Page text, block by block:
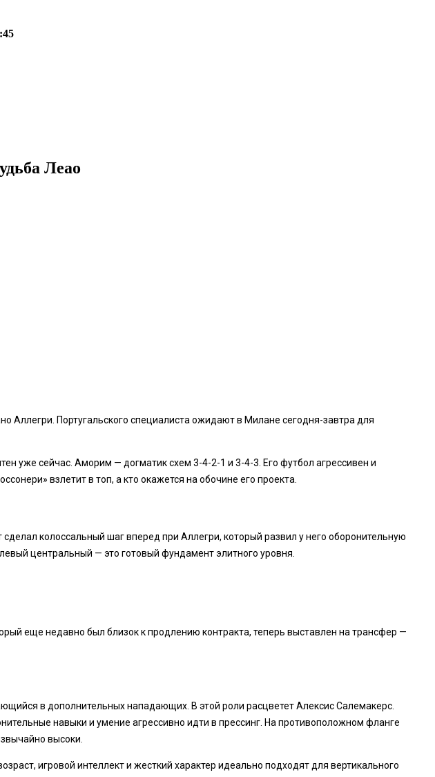
Леао
Португальского специалиста ожидают в Милане сегодня-завтра для
уже сейчас. Аморим — догматик схем 3-4-2-1 и 3-4-3. Его футбол агрессивен и
взлетит в топ, а кто окажется на обочине его проекта.
колоссальный шаг вперед при Аллегри, который развил у него оборонительную
центральный — это готовый фундамент элитного уровня.
еще недавно был близок к продлению контракта, теперь выставлен на трансфер —
в дополнительных нападающих. В этой роли расцветет Алексис Салемакерс.
навыки и умение агрессивно идти в прессинг. На противоположном фланге
высоки.
игровой интеллект и жесткий характер идеально подходят для вертикального